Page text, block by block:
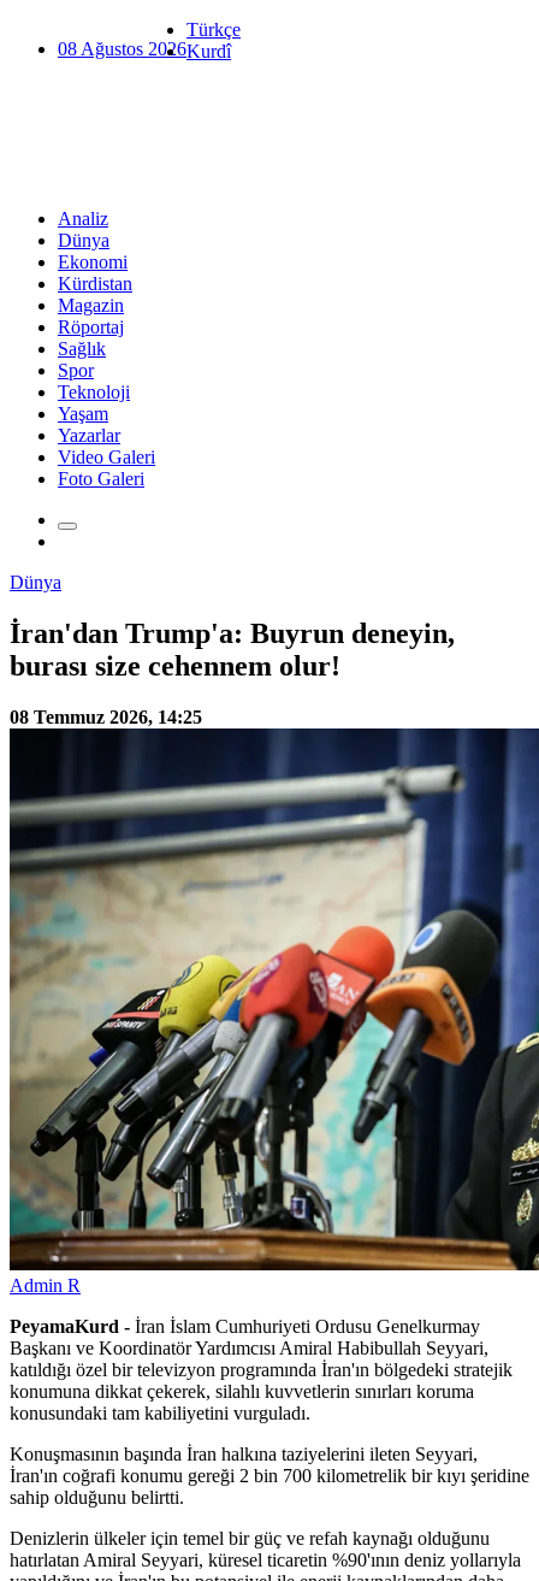
08 Ağustos 2026
Türkçe
Kurdî
Analiz
Dünya
Ekonomi
Kürdistan
Magazin
Röportaj
Sağlık
Spor
Teknoloji
Yaşam
Yazarlar
Video Galeri
Foto Galeri
Dünya
İran'dan Trump'a: Buyrun deneyin,
burası size cehennem olur!
08 Temmuz 2026, 14:25
Admin R
PeyamaKurd - İran İslam Cumhuriyeti Ordusu Genelkurmay
Başkanı ve Koordinatör Yardımcısı Amiral Habibullah Seyyari,
katıldığı özel bir televizyon programında İran'ın bölgedeki stratejik
konumuna dikkat çekerek, silahlı kuvvetlerin sınırları koruma
konusundaki tam kabiliyetini vurguladı.
Konuşmasının başında İran halkına taziyelerini ileten Seyyari,
İran'ın coğrafi konumu gereği 2 bin 700 kilometrelik bir kıyı şeridine
sahip olduğunu belirtti.
Denizlerin ülkeler için temel bir güç ve refah kaynağı olduğunu
hatırlatan Amiral Seyyari, küresel ticaretin %90'ının deniz yollarıyla